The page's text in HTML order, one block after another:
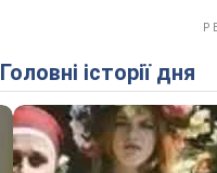
Головні історії дня